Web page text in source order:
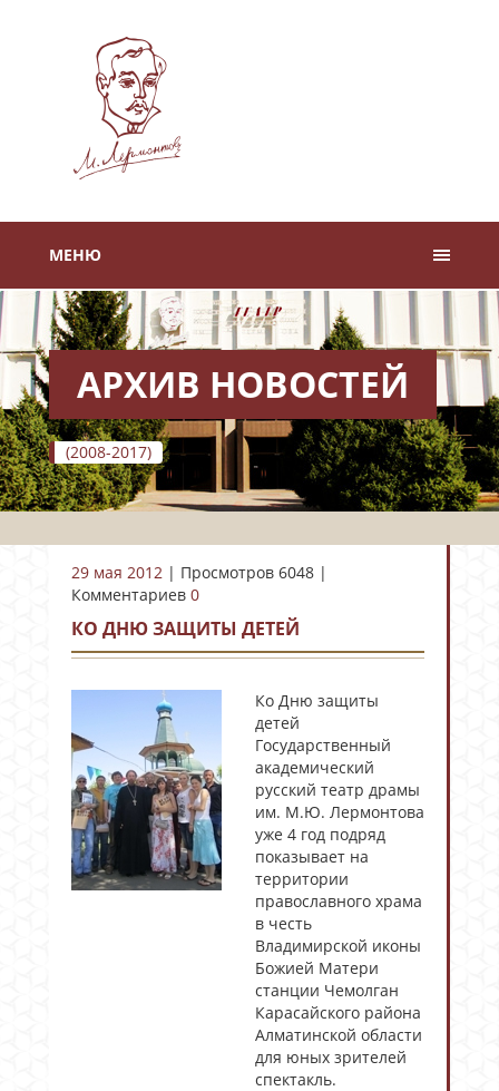
МЕНЮ
АРХИВ НОВОСТЕЙ
(2008-2017)
29 мая 2012 | Просмотров 6048 |
Комментариев 0
КО ДНЮ ЗАЩИТЫ ДЕТЕЙ
Ко Дню защиты
детей
Государственный
академический
русский театр драмы
им. М.Ю. Лермонтова
уже 4 год подряд
показывает на
территории
православного храма
в честь
Владимирской иконы
Божией Матери
станции Чемолган
Карасайского района
Алматинской области
для юных зрителей
спектакль.